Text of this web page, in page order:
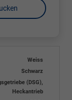
Weiss
Schwarz
(DSG),
Heckantrieb